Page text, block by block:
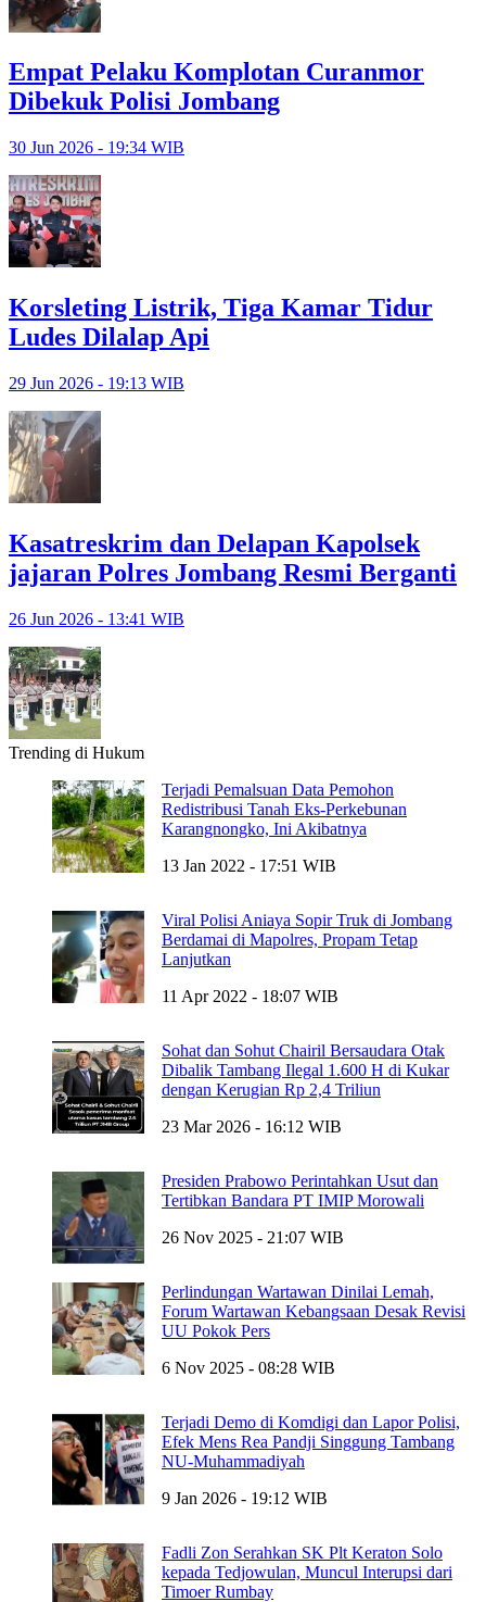
Empat Pelaku Komplotan Curanmor
Dibekuk Polisi Jombang
30 Jun 2026 - 19:34 WIB
Korsleting Listrik, Tiga Kamar Tidur
Ludes Dilalap Api
29 Jun 2026 - 19:13 WIB
Kasatreskrim dan Delapan Kapolsek
jajaran Polres Jombang Resmi Berganti
26 Jun 2026 - 13:41 WIB
Trending di Hukum
Terjadi Pemalsuan Data Pemohon
Redistribusi Tanah Eks-Perkebunan
Karangnongko, Ini Akibatnya
13 Jan 2022 - 17:51 WIB
Viral Polisi Aniaya Sopir Truk di Jombang
Berdamai di Mapolres, Propam Tetap
Lanjutkan
11 Apr 2022 - 18:07 WIB
Sohat dan Sohut Chairil Bersaudara Otak
Dibalik Tambang Ilegal 1.600 H di Kukar
dengan Kerugian Rp 2,4 Triliun
23 Mar 2026 - 16:12 WIB
Presiden Prabowo Perintahkan Usut dan
Tertibkan Bandara PT IMIP Morowali
26 Nov 2025 - 21:07 WIB
Perlindungan Wartawan Dinilai Lemah,
Forum Wartawan Kebangsaan Desak Revisi
UU Pokok Pers
6 Nov 2025 - 08:28 WIB
Terjadi Demo di Komdigi dan Lapor Polisi,
Efek Mens Rea Pandji Singgung Tambang
NU-Muhammadiyah
9 Jan 2026 - 19:12 WIB
Fadli Zon Serahkan SK Plt Keraton Solo
kepada Tedjowulan, Muncul Interupsi dari
Timoer Rumbay